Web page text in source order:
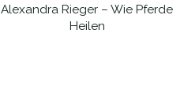
WEITERLESEN
Alexandra Rieger – Wie Pferde
Heilen